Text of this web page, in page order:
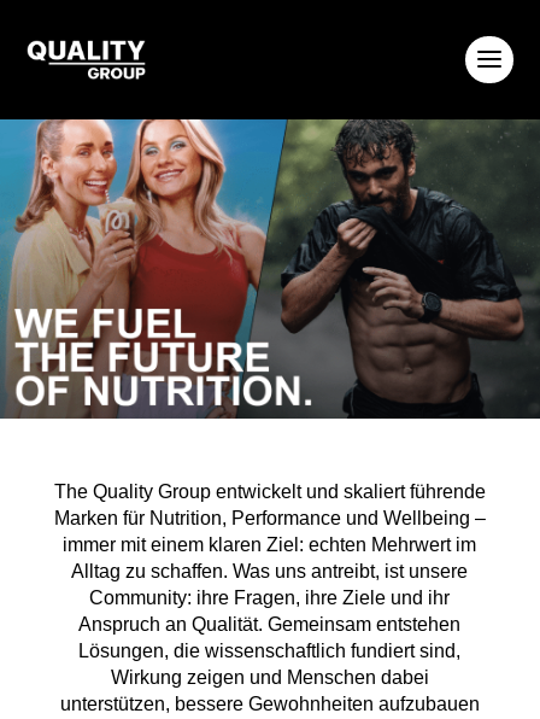
The Quality Group entwickelt und skaliert führende
Marken für Nutrition, Performance und Wellbeing –
immer mit einem klaren Ziel: echten Mehrwert im
Alltag zu schaffen. Was uns antreibt, ist unsere
Community: ihre Fragen, ihre Ziele und ihr
Anspruch an Qualität. Gemeinsam entstehen
Lösungen, die wissenschaftlich fundiert sind,
Wirkung zeigen und Menschen dabei
unterstützen, bessere Gewohnheiten aufzubauen